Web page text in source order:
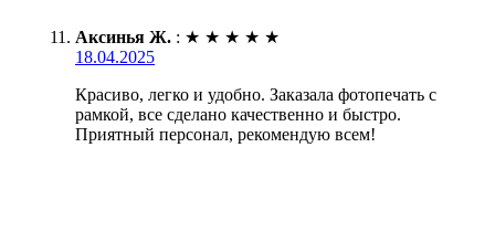
Аксинья Ж. : ★ ★ ★ ★ ★
18.04.2025
Красиво, легко и удобно. Заказала фотопечать с
рамкой, все сделано качественно и быстро.
Приятный персонал, рекомендую всем!